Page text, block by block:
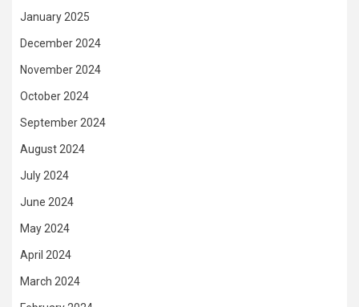
January 2025
December 2024
November 2024
October 2024
September 2024
August 2024
July 2024
June 2024
May 2024
April 2024
March 2024